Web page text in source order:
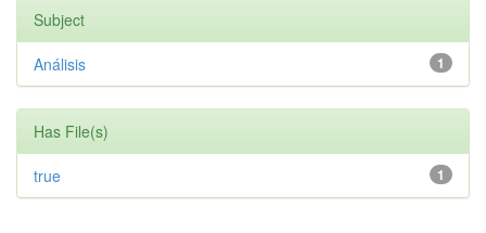
Subject
1
Análisis
Has File(s)
1
true